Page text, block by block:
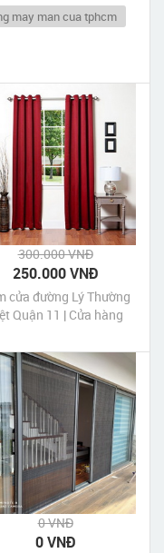
may man cua tphcm
300.000 VNĐ
250.000 VNĐ
cửa đường Lý Thường
Quận 11 | Cửa hàng
Quận 11 Tp HCM
0 VNĐ
0 VNĐ